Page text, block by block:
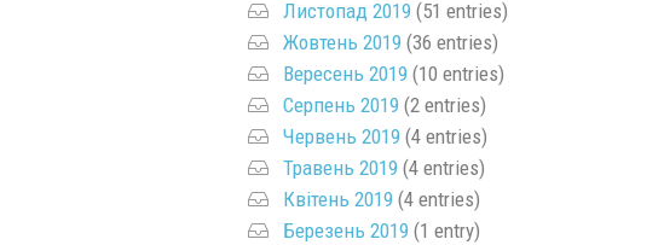
Листопад 2019 (51 entries)
Жовтень 2019 (36 entries)
Вересень 2019 (10 entries)
Серпень 2019 (2 entries)
Червень 2019 (4 entries)
Травень 2019 (4 entries)
Квітень 2019 (4 entries)
Березень 2019 (1 entry)